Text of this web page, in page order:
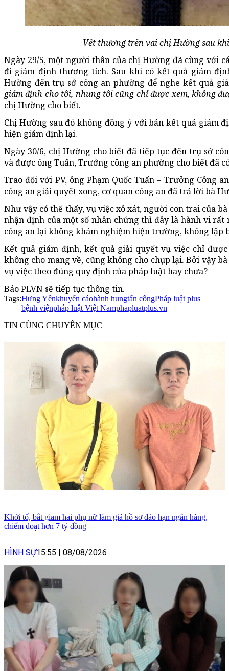
Vết thương trên vai chị Hường sau
Ngày 29/5, một người thân của chị Hường đã cùng với
đi giám định thương tích. Sau khi có kết quả giám
Hường đến trụ sở công an phường để nghe kết quả
giám định cho tôi, nhưng tôi cũng chỉ được xem, không
chị Hường cho biết.
Chị Hường sau đó không đồng ý với bản kết quả giám
hiện giám định lại.
Ngày 30/6, chị Hường cho biết đã tiếp tục đến trụ sở
và được ông Tuấn, Trưởng công an phường cho biết đã
Trao đổi với PV, ông Phạm Quốc Tuấn – Trưởng Công
công an giải quyết xong, cơ quan công an đã trả lời bà
Như vậy có thể thấy, vụ việc xô xát, người con trai của
nhận định của một số nhân chứng thì đây là hành vi
công an lại không khám nghiệm hiện trường, không lập
Kết quả giám định, kết quả giải quyết vụ việc chỉ
không cho mang về, cũng không cho chụp lại. Bởi vậy
vụ việc theo đúng quy định của pháp luật hay chưa?
Báo PLVN sẽ tiếp tục thông tin.
Tags:Hưng Yênkhuyến cáohành hungtấn côngPháp luật plus
bệnh việnpháp luật Việt Namphapluatplus.vn
TIN CÙNG CHUYÊN MỤC
Khởi tố, bắt giam hai phụ nữ làm giả hồ sơ đáo hạn ngân hàng,
chiếm đoạt hơn 7 tỷ đồng
HÌNH SỰ15:55 | 08/08/2026